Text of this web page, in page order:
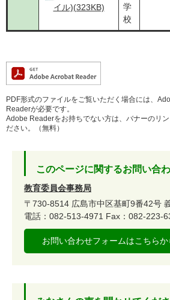
イル)(323KB)
学
校
PDF形式のファイルをご覧いただく場合には、
Readerが必要です。
Adobe Readerをお持ちでない方は、バナーのリ
ださい。（無料）
このページに関するお問い合
教育委員会事務局
〒730-8514 広島市中区基町9番42号
電話：082-513-4971 Fax：082-223-
お問い合わせフォームはこちらか